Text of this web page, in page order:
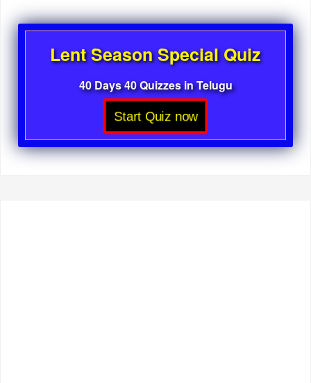
Lent Season Special Quiz
40 Days 40 Quizzes in Telugu
Start Quiz now